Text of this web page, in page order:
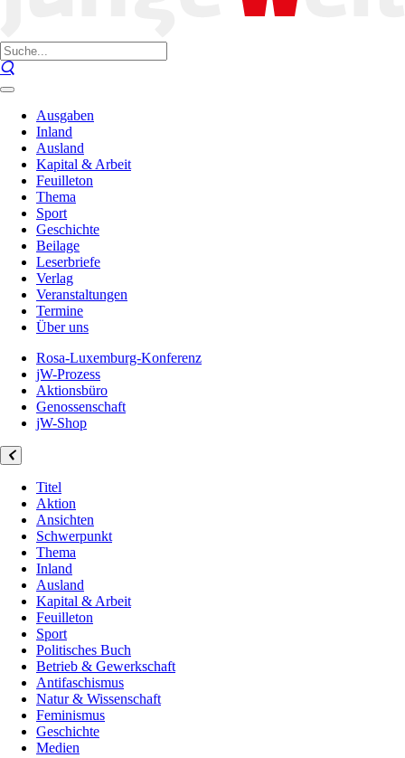
Ausgaben
Inland
Ausland
Kapital & Arbeit
Feuilleton
Thema
Sport
Geschichte
Beilage
Leserbriefe
Verlag
Veranstaltungen
Termine
Über uns
Rosa-Luxemburg-Konferenz
jW-Prozess
Aktionsbüro
Genossenschaft
jW-Shop
Titel
Aktion
Ansichten
Schwerpunkt
Thema
Inland
Ausland
Kapital & Arbeit
Feuilleton
Sport
Politisches Buch
Betrieb & Gewerkschaft
Antifaschismus
Natur & Wissenschaft
Feminismus
Geschichte
Medien